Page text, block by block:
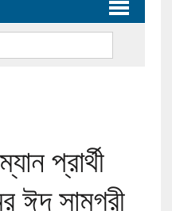
প্রার্থী
ঈদ সামগ্রী